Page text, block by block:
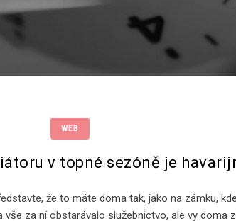
WEB
v topné sezóně je
že to máte doma tak, jako na zámku,
za ní obstarávalo služebnictvo, ale vy doma